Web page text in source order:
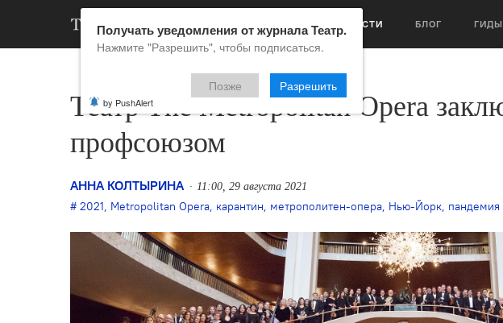
НОВОСТИ БЛОГ ГИДЫ
Театр The Metropolitan Opera
профсоюзом
АННА КОЛТЫРИНА 11:00, 29 августа 2021
2021, Metropolitan Opera, карантин, метрополитен-опера, Нью-Йорк, пандемия
Получать уведомления от журнала Театр.
Нажмите "Разрешить", чтобы подписаться.
Позже Разрешить
by PushAlert